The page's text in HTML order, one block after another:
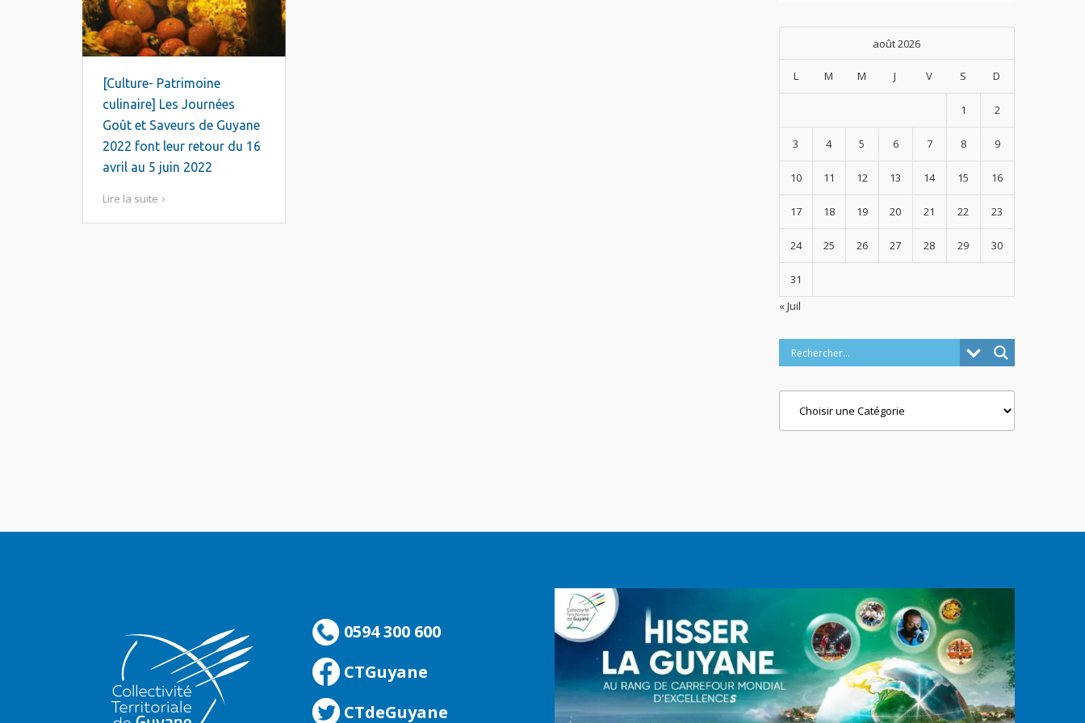
[Culture- Patrimoine
culinaire] Les Journées
Goût et Saveurs de Guyane
2022 font leur retour du 16
avril au 5 juin 2022
Lire la suite
août 2026
L M M J V S D
1 2
3 4 5 6 7 8 9
10 11 12 13 14 15 16
17 18 19 20 21 22 23
24 25 26 27 28 29 30
31
« Juil
0594 300 600
CTGuyane
CTdeGuyane